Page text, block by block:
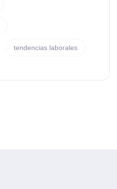
tendencias laborales